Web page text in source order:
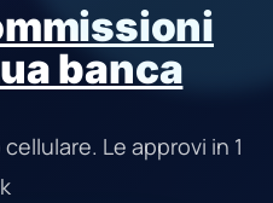
banca
Le approvi in 1